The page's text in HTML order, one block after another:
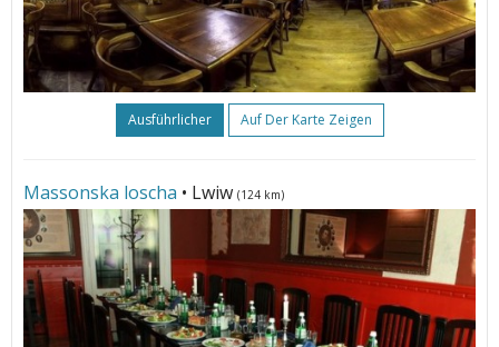
Ausführlicher Auf Der Karte Zeigen
Massonska loscha • Lwiw (124 km)